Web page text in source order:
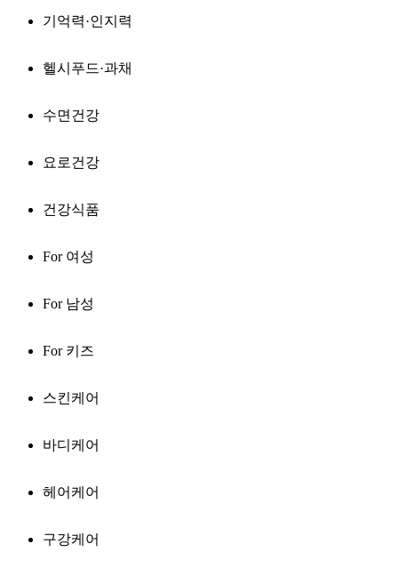
기억력·인지력
헬시푸드·과채
수면건강
요로건강
건강식품
For 여성
For 남성
For 키즈
스킨케어
바디케어
헤어케어
구강케어